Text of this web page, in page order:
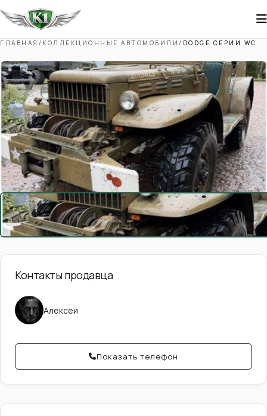
ГЛАВНАЯ / КОЛЛЕКЦИОННЫЕ АВТОМОБИЛИ / DODGE СЕРИИ WC
Контакты продавца
Алексей
Показать телефон